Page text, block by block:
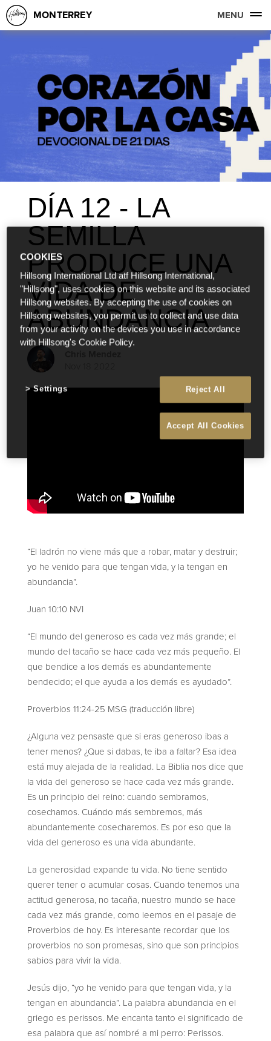
MONTERREY MENU
DÍA 12 - LA
SEMILLA
PRODUCE UNA
VIDA DE
ABUNDANCIA
“El ladrón no viene más que a robar, matar y destruir;
yo he venido para que tengan vida, y la tengan en
abundancia”.
Juan 10:10 NVI
“El mundo del generoso es cada vez más grande; el
mundo del tacaño se hace cada vez más pequeño. El
que bendice a los demás es abundantemente
bendecido; el que ayuda a los demás es ayudado”.
Proverbios 11:24-25 MSG (traducción libre)
¿Alguna vez pensaste que si eras generoso ibas a
tener menos? ¿Que si dabas, te iba a faltar? Esa idea
está muy alejada de la realidad. La Biblia nos dice que
la vida del generoso se hace cada vez más grande.
Es un principio del reino: cuando sembramos,
cosechamos. Cuándo más sembremos, más
abundantemente cosecharemos. Es por eso que la
vida del generoso es una vida abundante.
La generosidad expande tu vida. No tiene sentido
querer tener o acumular cosas. Cuando tenemos una
actitud generosa, no tacaña, nuestro mundo se hace
cada vez más grande, como leemos en el pasaje de
Proverbios de hoy. Es interesante recordar que los
proverbios no son promesas, sino que son principios
sabios para vivir la vida.
Jesús dijo, “yo he venido para que tengan vida, y la
tengan en abundancia”. La palabra abundancia en el
griego es perissos. Me encanta tanto el significado de
esa palabra que así nombré a mi perro: Perissos.
COOKIES
Hillsong International Ltd atf Hillsong International,
"Hillsong", uses cookies on this website and its associated
Hillsong websites. By accepting the use of cookies on
Hillsong websites, you permit us to collect and use data
from your activity on the devices you use in accordance
with Hillsong's Cookie Policy.
Reject All
Accept All Cookies
Settings